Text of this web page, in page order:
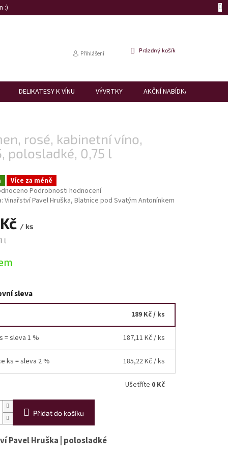
:)
Přihlášení
NÁKUPNÍ
Prázdný košík
DELIKATESY K VÍNU VÝVRTKY AKČNÍ NABÍDKA
rosé, kabinetní víno,
polosladké, 0,75 l
Více za méně
Podrobnosti hodnocení
Vinařství Pavel Hruška, Blatnice pod Svatým Antonínkem
/ ks
l
sleva
189 Kč/ ks
= sleva 1 % 187,11 Kč / ks
ks = sleva 2 % 185,22 Kč / ks
Ušetříte 0 Kč
Přidat do košíku
Pavel Hruška | polosladké